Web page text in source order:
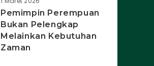
Pemimpin Perempuan
Bukan Pelengkap
Melainkan Kebutuhan
Zaman